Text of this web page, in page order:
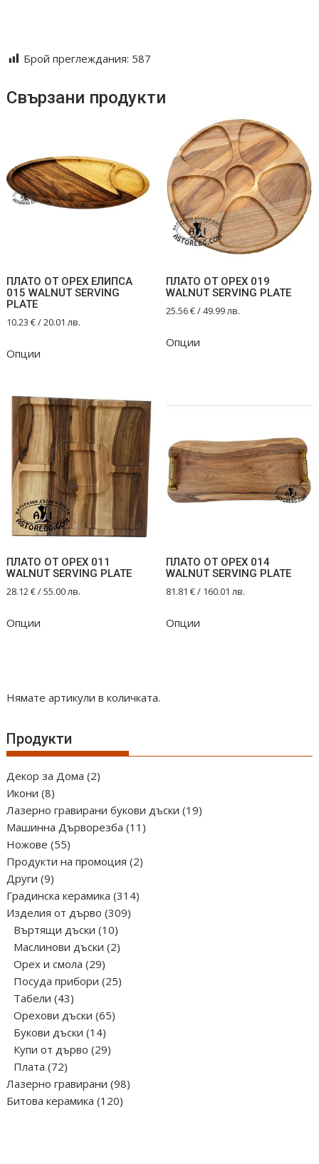
Брой преглеждания: 587
Свързани продукти
ПЛАТО ОТ ОРЕХ ЕЛИПСА
015 WALNUT SERVING
PLATE
10.23€/ 20.01 лв.
Опции
ПЛАТО ОТ ОРЕХ 019
WALNUT SERVING PLATE
25.56€/ 49.99 лв.
Опции
ПЛАТО ОТ ОРЕХ 011
WALNUT SERVING PLATE
28.12€/ 55.00 лв.
Опции
ПЛАТО ОТ ОРЕХ 014
WALNUT SERVING PLATE
81.81 €/ 160.01 лв.
Опции
Нямате артикули в количката.
Продукти
Декор за Дома 22
Икони 88
продукта
Лазерно гравирани букови дъски 1919
Машинна Дърворезба 11 11
Ножове 5555
продукта
Продукти на промоция 22
Други 99
продукта
Градинска керамика 314314
Изделия от дърво 309309
Въртящи дъски 1010
продукта
Маслинови дъски 22
Орех и смола 2929
продукта
Посуда прибори 2525
Табели 4343
продукта
Орехови дъски 6565
Букови дъски 1414
продукта
Купи от дърво 2929
Плата 7272
продукта
Лазерно гравирани 9898
Битова керамика 120120